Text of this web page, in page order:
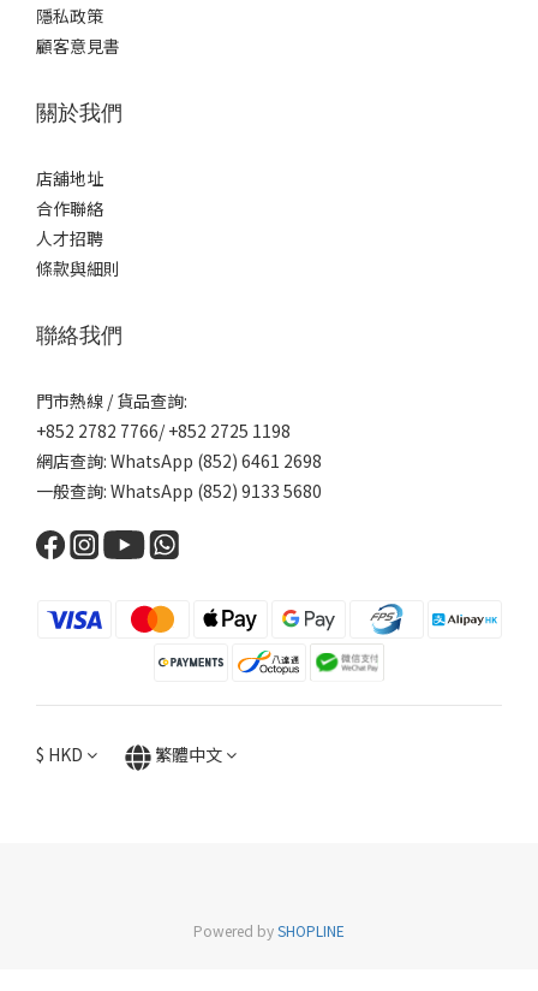
隱私政策
顧客意見書
關於我們
店舖地址
合作聯絡
人才招聘
條款與細則
聯絡我們
門市熱線 / 貨品查詢:
+852 2782 7766/ +852 2725 1198
網店查詢: WhatsApp (852) 6461 2698
一般查詢: WhatsApp (852) 9133 5680
$ HKD 繁體中文
Powered bySHOPLINE